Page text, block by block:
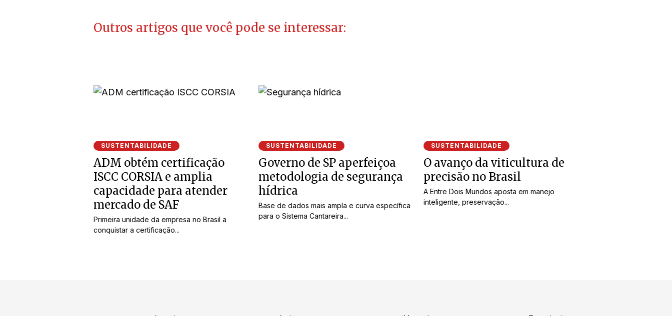
Outros artigos que você pode se interessar:
SUSTENTABILIDADE
ADM obtém certificação
ISCC CORSIA e amplia
capacidade para atender
mercado de SAF
Primeira unidade da empresa no Brasil a
conquistar a certificação...
SUSTENTABILIDADE
Governo de SP aperfeiçoa
metodologia de segurança
hídrica
Base de dados mais ampla e curva específica
para o Sistema Cantareira...
SUSTENTABILIDADE
O avanço da viticultura de
precisão no Brasil
A Entre Dois Mundos aposta em manejo
inteligente, preservação...